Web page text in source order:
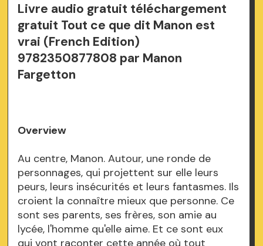
Livre audio gratuit téléchargement
gratuit Tout ce que dit Manon est
vrai (French Edition)
9782350877808 par Manon
Fargetton
Overview
Au centre, Manon. Autour, une ronde de
personnages, qui projettent sur elle leurs
peurs, leurs insécurités et leurs fantasmes. Ils
croient la connaître mieux que personne. Ce
sont ses parents, ses frères, son amie au
lycée, l'homme qu'elle aime. Et ce sont eux
qui vont raconter cette année où tout